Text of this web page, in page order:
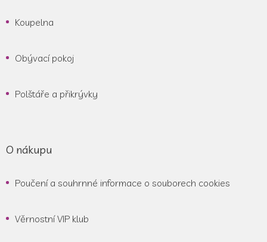
Koupelna
Obývací pokoj
Polštáře a přikrývky
O nákupu
Poučení a souhrnné informace o souborech cookies
Věrnostní VIP klub